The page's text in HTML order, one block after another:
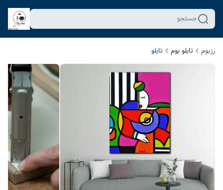
جستجو
رزبوم تابلو بوم تابلو